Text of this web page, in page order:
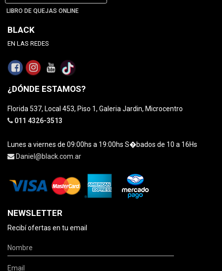
LIBRO DE QUEJAS ONLINE
BLACK
EN LAS REDES
¿DÓNDE ESTAMOS?
Florida 537, Local 453, Piso 1, Galeria Jardin, Microcentro
011 4326-3513
Lunes a viernes de 09:00hs a 19:00hs S�bados de 10 a 16Hs
Daniel@black.com.ar
NEWSLETTER
Recibí ofertas en tu email